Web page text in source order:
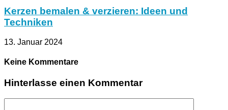
Kerzen bemalen & verzieren: Ideen und
Techniken
13. Januar 2024
Keine Kommentare
Hinterlasse einen Kommentar